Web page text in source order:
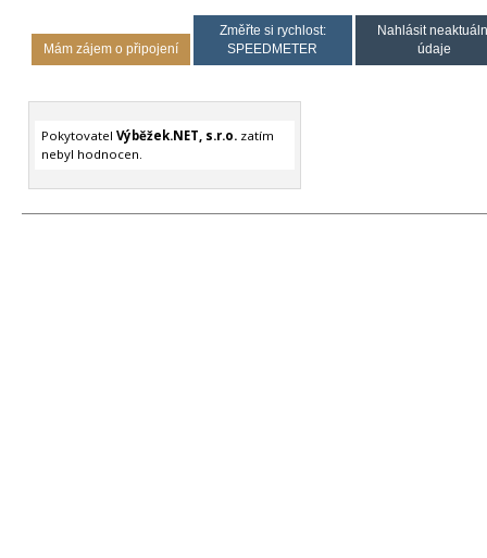
Mám zájem o připojení
Změřte si rychlost:
SPEEDMETER
Nahlásit
údaje
Pokytovatel Výběžek.NET, s.r.o.zatím
nebyl hodnocen.